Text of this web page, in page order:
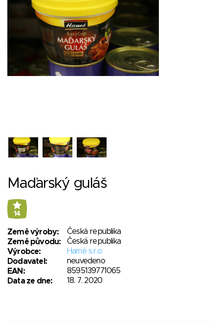
Maďarský guláš
14
Země výroby:
Česká republika
Země původu:
Česká republika
Výrobce:
Hamé s.r.o.
Dodavatel:
neuvedeno
EAN:
8595139771065
Data ze dne:
18. 7. 2020